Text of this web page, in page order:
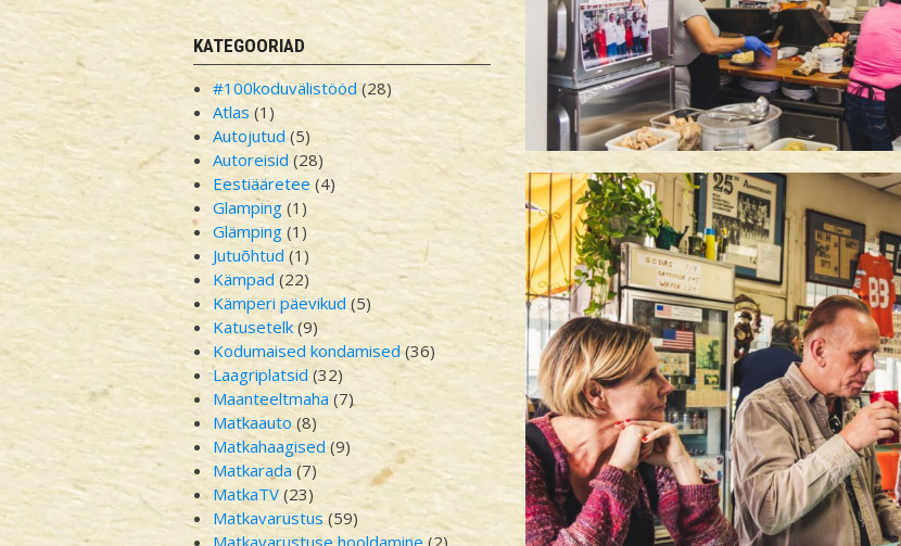
KATEGOORIAD
#100koduvälistööd (28)
Atlas (1)
Autojutud(5)
Autoreisid (28)
Eestiääretee (4)
Glamping (1)
Glämping (1)
Jutuõhtud (1)
Kämpad (22)
Kämperi päevikud(5)
Katusetelk(9)
Kodumaised kondamised(36)
Laagriplatsid (32)
Maanteeltmaha (7)
Matkaauto (8)
Matkahaagised(9)
Matkarada (7)
MatkaTV (23)
Matkavarustus(59)